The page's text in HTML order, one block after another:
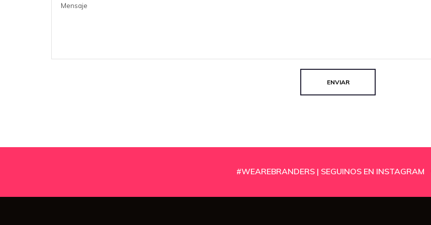
#WEAREBRANDERS | SEGUINOS EN INSTAGRAM